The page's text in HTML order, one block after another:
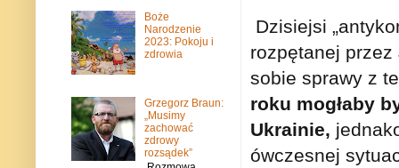
Dzisiejsi
rozpętanej
sobie sprawy z
roku mogłaby
Ukrainie,
ówczesnej
Boże
Narodzenie
2023: Pokoju i
zdrowia
Grzegorz Braun:
„Musimy
zachować
zdrowy
rozsądek”